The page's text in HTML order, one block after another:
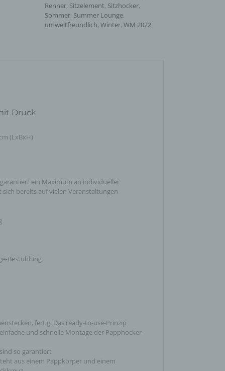
Renner, Sitzelement, Sitzhocker,
Sommer, Summer Lounge,
umweltfreundlich, Winter, WM 2022
Druck
(LxBxH)
ein Maximum an individueller
bereits auf vielen Veranstaltungen
Bestuhlung
fertig. Das ready-to-use-Prinzip
und schnelle Montage der Papphocker
so garantiert
aus einem Pappkörper und einem